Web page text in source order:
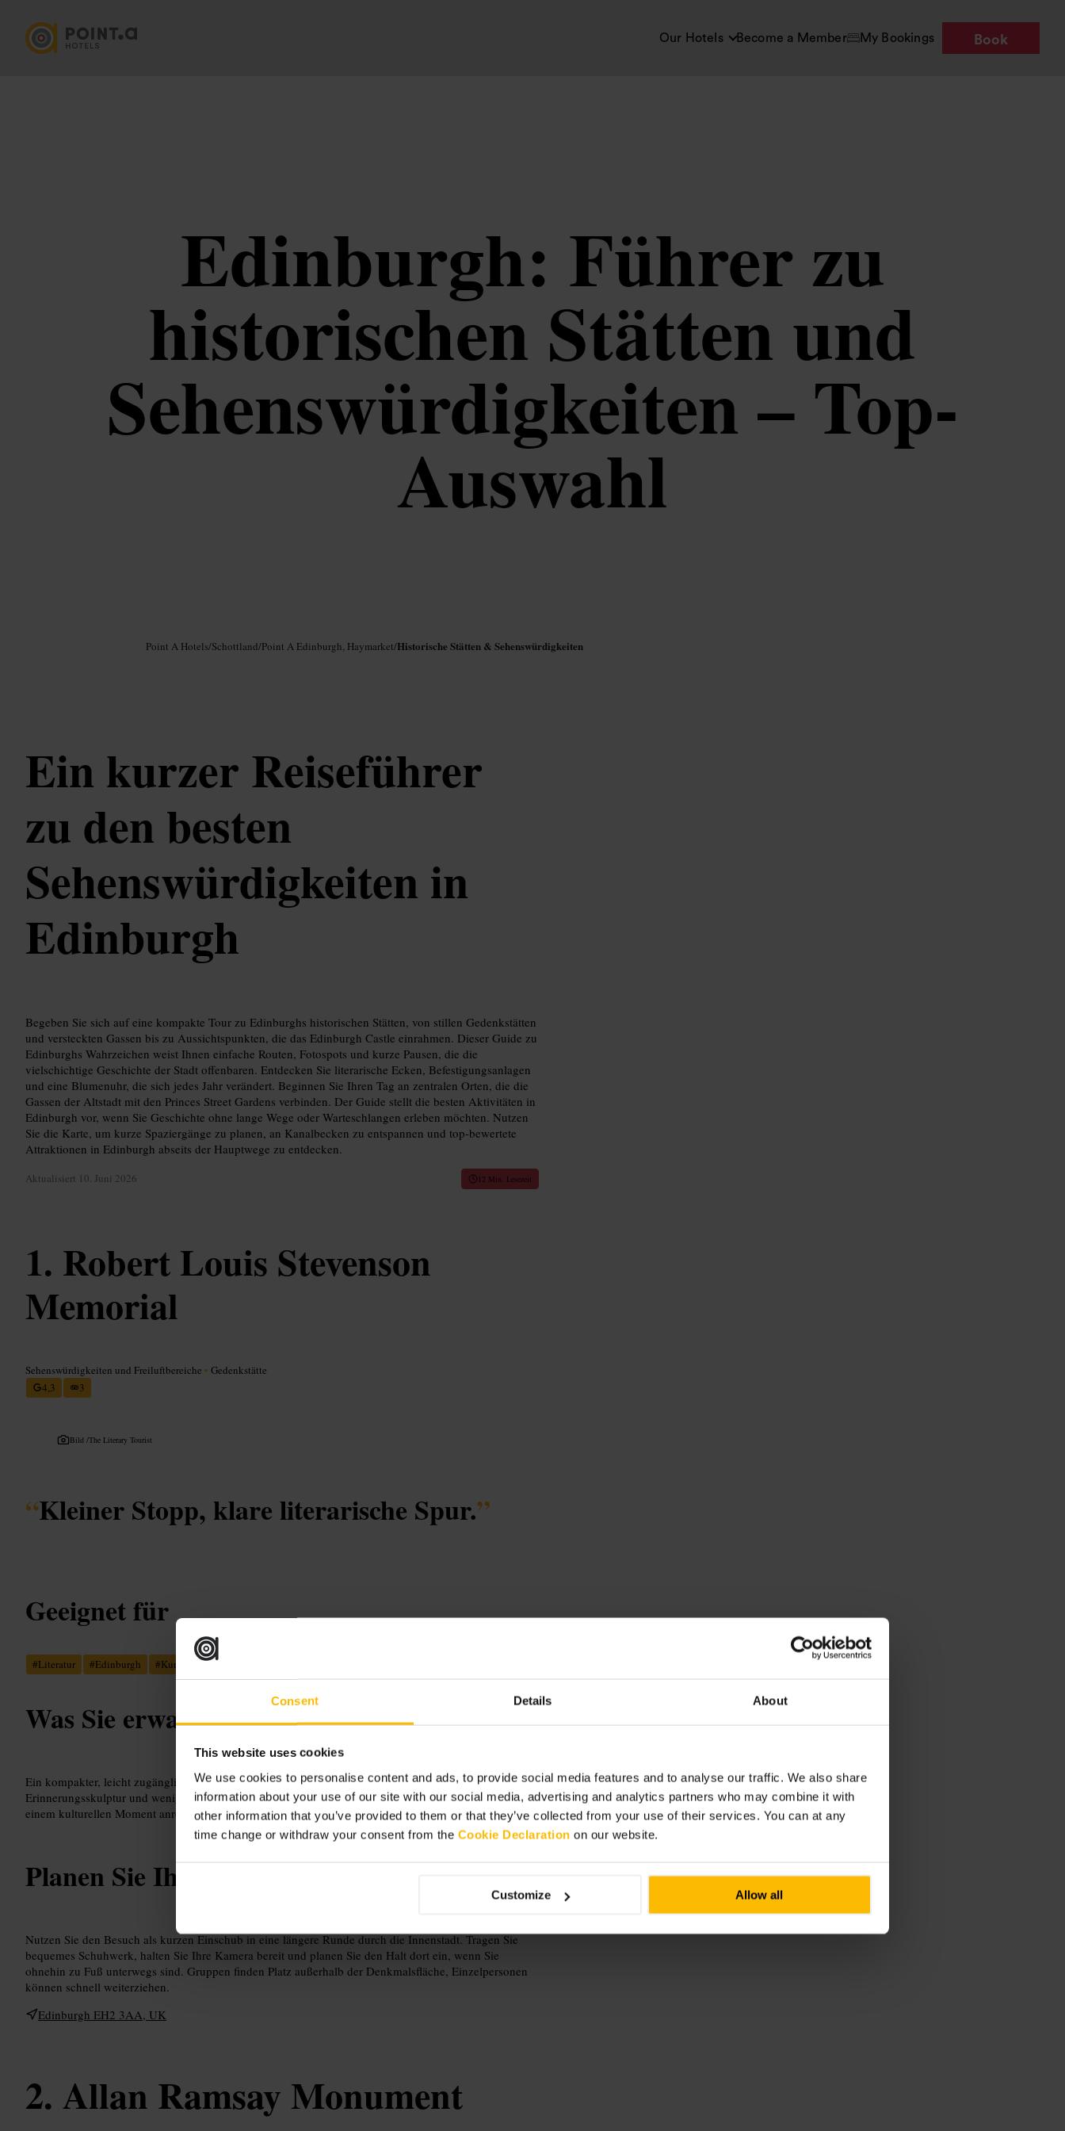
Consent Details About
This website uses cookies
We use cookies to personalise content and ads, to provide social media features and to analyse our traffic. We also share
information about your use of our site with our social media, advertising and analytics partners who may combine it with
other information that you’ve provided to them or that they’ve collected from your use of their services. You can at any
time change or withdraw your consent from the Cookie Declaration on our website.
Customize Allow all
Our Hotels Become a Member My Bookings Book
Edinburgh: Führer zu
historischen Stätten und
Sehenswürdigkeiten – Top-
Auswahl
Point A Hotels/Schottland/Point A Edinburgh, Haymarket/Historische Stätten & Sehenswürdigkeiten
Ein kurzer Reiseführer
zu den besten
Sehenswürdigkeiten in
Edinburgh
Begeben Sie sich auf eine kompakte Tour zu Edinburghs historischen Stätten, von stillen Gedenkstätten
und versteckten Gassen bis zu Aussichtspunkten, die das Edinburgh Castle einrahmen. Dieser Guide zu
Edinburghs Wahrzeichen weist Ihnen einfache Routen, Fotospots und kurze Pausen, die die
vielschichtige Geschichte der Stadt offenbaren. Entdecken Sie literarische Ecken, Befestigungsanlagen
und eine Blumenuhr, die sich jedes Jahr verändert. Beginnen Sie Ihren Tag an zentralen Orten, die die
Gassen der Altstadt mit den Princes Street Gardens verbinden. Der Guide stellt die besten Aktivitäten in
Edinburgh vor, wenn Sie Geschichte ohne lange Wege oder Warteschlangen erleben möchten. Nutzen
Sie die Karte, um kurze Spaziergänge zu planen, an Kanalbecken zu entspannen und top-bewertete
Attraktionen in Edinburgh abseits der Hauptwege zu entdecken.
Aktualisiert 10. Juni 2026 12 Min. Lesezeit
Robert Louis Stevenson
Memorial
Sehenswürdigkeiten und Freiluftbereiche • Gedenkstätte
4,3
3
Bild /The Literary Tourist
“Kleiner Stopp, klare literarische Spur.”
Geeignet für
#Literatur #Edinburgh #Kurzstopp
Was Sie erwartet
Ein kompakter, leicht zugänglicher Gedenkort ohne großen Besucherbereich. Sie sehen eine markante
Erinnerungsskulptur und wenig Inszenierung. Ideal, wenn Sie kurze Stopps mögen und Ihre Route mit
einem kulturellen Moment anreichern wollen.
Planen Sie Ihren Besuch
Nutzen Sie den Besuch als kurzen Einschub in eine längere Runde durch die Innenstadt. Tragen Sie
bequemes Schuhwerk, halten Sie Ihre Kamera bereit und planen Sie den Halt dort ein, wenn Sie
ohnehin zu Fuß unterwegs sind. Gruppen finden Platz außerhalb der Denkmalsfläche, Einzelpersonen
können schnell weiterziehen.
Edinburgh EH2 3AA, UK
Allan Ramsay Monument